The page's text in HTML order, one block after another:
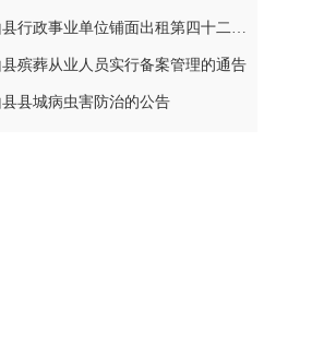
关于蓝山县行政事业单位铺面出租第四十二次公开招标中标结果的公示
殡葬从业人员实行备案管理的通告
县城病虫害防治的公告